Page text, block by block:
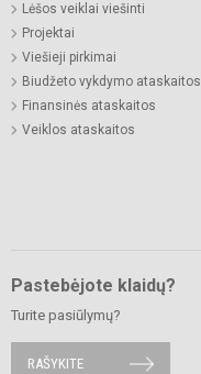
Lėšos veiklai viešinti
Projektai
Viešieji pirkimai
Biudžeto vykdymo ataskaitos
Finansinės ataskaitos
Veiklos ataskaitos
Pastebėjote klaidų?
Turite pasiūlymų?
RAŠYKITE